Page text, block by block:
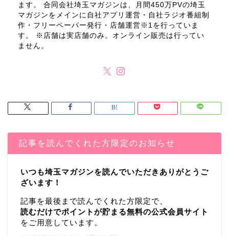
ます。 合同会社埼玉マガジンは、月間450万PVの埼玉
マガジンをメインに自社アプリ運営・自社ラジオ番組制
作・フリーペーパー発行・店舗運営※1を行っていま
す。 ※店舗は実店舗のみ。オンライン販売は行ってい
ません。
記事を読んでくれた方限定のお知らせ
いつも埼玉マガジンを読んでいただきありがとうご
ざいます！
記事を最後まで読んでくれた方限定で、
読むだけでポイントが貯まる無料の公式会員サイト
をご用意しています。